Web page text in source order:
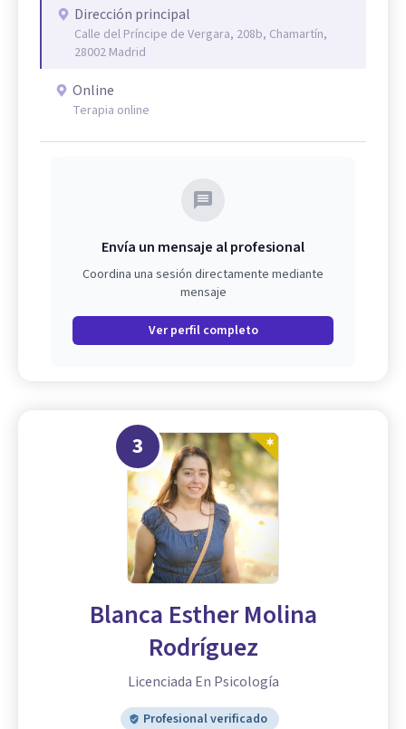
Dirección principal
Calle del Príncipe de Vergara, 208b, Chamartín,
28002 Madrid
Online
Terapia online
Envía un mensaje al profesional
Coordina una sesión directamente mediante
mensaje
Ver perfil completo
3
Blanca Esther Molina
Rodríguez
Licenciada En Psicología
Profesional verificado